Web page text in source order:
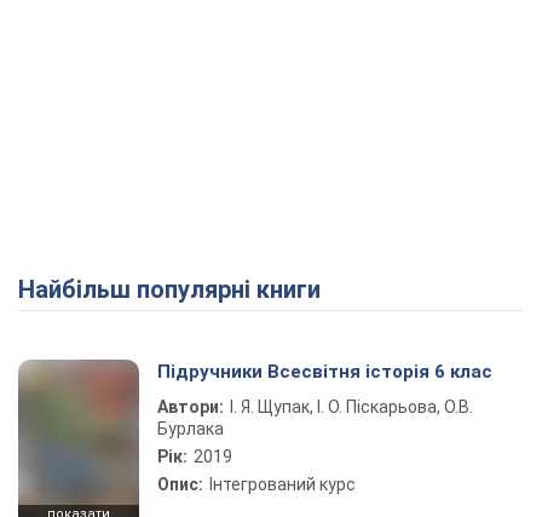
Найбільш популярні книги
Підручники Всесвітня історія 6 клас
Автори:
І. Я. Щупак, І. О. Піскарьова, О.В.
Бурлака
Рік: 2019
Опис: Інтегрований курс